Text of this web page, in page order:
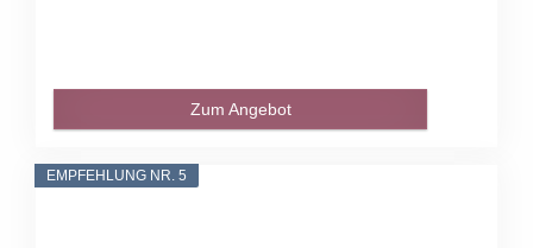
Zum Angebot
EMPFEHLUNG NR. 5